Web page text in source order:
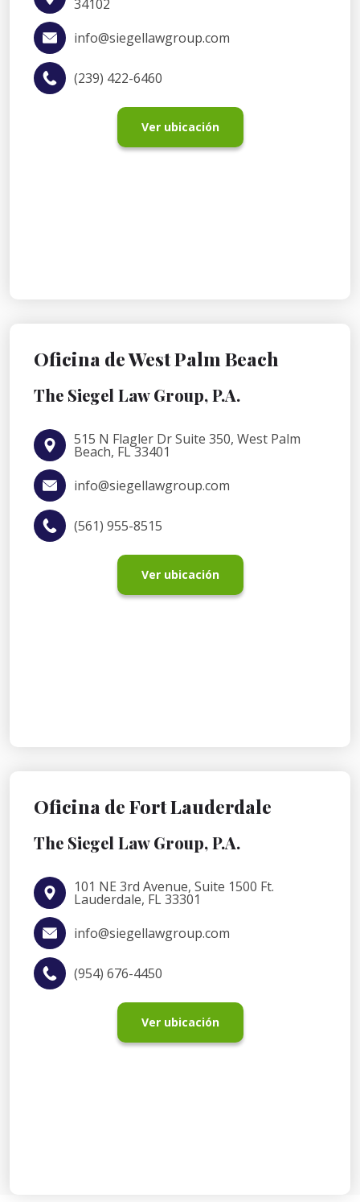
34102
info@siegellawgroup.com
(239) 422-6460
Ver ubicación
Oficina de West Palm Beach
The Siegel Law Group, P.A.
515 N Flagler Dr Suite 350, West Palm
Beach, FL 33401
info@siegellawgroup.com
(561) 955-8515
Ver ubicación
Oficina de Fort Lauderdale
The Siegel Law Group, P.A.
101 NE 3rd Avenue, Suite 1500 Ft.
Lauderdale, FL 33301
info@siegellawgroup.com
(954) 676-4450
Ver ubicación